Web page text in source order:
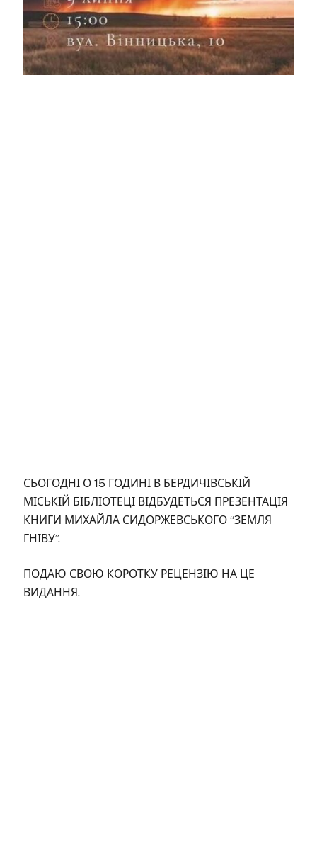
СЬОГОДНІ О 15 ГОДИНІ В БЕРДИЧІВСЬКІЙ
МІСЬКІЙ БІБЛІОТЕЦІ ВІДБУДЕТЬСЯ ПРЕЗЕНТАЦІЯ
КНИГИ МИХАЙЛА СИДОРЖЕВСЬКОГО “ЗЕМЛЯ
ГНІВУ”.
ПОДАЮ СВОЮ КОРОТКУ РЕЦЕНЗІЮ НА ЦЕ
ВИДАННЯ.